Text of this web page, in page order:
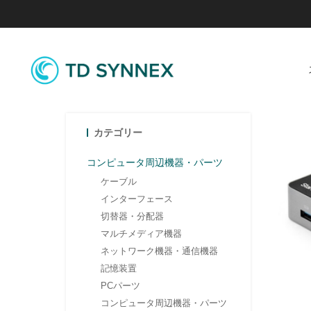
カテゴリー
コンピュータ周辺機器・パーツ
ケーブル
インターフェース
切替器・分配器
マルチメディア機器
ネットワーク機器・通信機器
記憶装置
PCパーツ
コンピュータ周辺機器・パーツ